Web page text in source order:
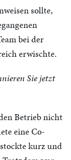
sollte,
bei der
erwischte.
Sie jetzt
Betrieb nicht
eine Co-
kurz und